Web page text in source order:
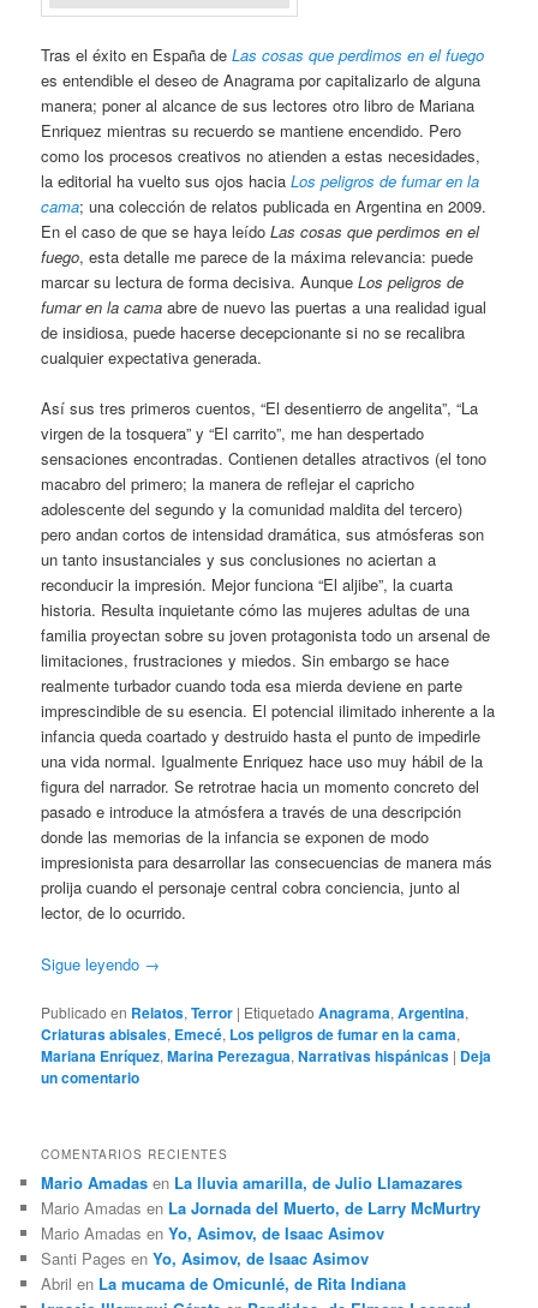
Tras el éxito en España deLas cosas que perdimos en el fuego
es entendible el deseo de Anagrama por capitalizarlo de alguna
manera; poner al alcance de sus lectores otro libro de Mariana
Enriquez mientras su recuerdo se mantiene encendido. Pero
como los procesos creativos no atienden a estas necesidades,
la editorial ha vuelto sus ojos haciaLos peligros de fumar en la
cama; una colección de relatos publicada en Argentina en 2009.
En el caso de que se haya leídoLas cosas que perdimos en el
fuego, esta detalle me parece de la máxima relevancia: puede
marcar su lectura de forma decisiva. AunqueLos peligros de
fumar en la cama abre de nuevo las puertas a una realidad igual
de insidiosa, puede hacerse decepcionante si no se recalibra
cualquier expectativa generada.
Así sus tres primeros cuentos, “El desentierro de angelita”, “La
virgen de la tosquera” y “El carrito”, me han despertado
sensaciones encontradas. Contienen detalles atractivos (el tono
macabro del primero; la manera de reflejar el capricho
adolescente del segundo y la comunidad maldita del tercero)
pero andan cortos de intensidad dramática, sus atmósferas son
un tanto insustanciales y sus conclusiones no aciertan a
reconducir la impresión. Mejor funciona “El aljibe”, la cuarta
historia. Resulta inquietante cómo las mujeres adultas de una
familia proyectan sobre su joven protagonista todo un arsenal de
limitaciones, frustraciones y miedos. Sin embargo se hace
realmente turbador cuando toda esa mierda deviene en parte
imprescindible de su esencia. El potencial ilimitado inherente a la
infancia queda coartado y destruido hasta el punto de impedirle
una vida normal. Igualmente Enriquez hace uso muy hábil de la
figura del narrador. Se retrotrae hacia un momento concreto del
pasado e introduce la atmósfera a través de una descripción
donde las memorias de la infancia se exponen de modo
impresionista para desarrollar las consecuencias de manera más
prolija cuando el personaje central cobra conciencia, junto al
lector, de lo ocurrido.
Sigue leyendo →
Publicado en Relatos,Terror | Etiquetado Anagrama,Argentina,
Criaturas abisales, Emecé, Los peligros de fumar en la cama,
Mariana Enríquez,Marina Perezagua,Narrativas hispánicas | Deja
un comentario
COMENTARIOS RECIENTES
Mario Amadas en La lluvia amarilla, de Julio Llamazares
Mario Amadas en La Jornada del Muerto, de Larry McMurtry
Mario Amadas enYo, Asimov, de Isaac Asimov
Santi Pages enYo, Asimov, de Isaac Asimov
Abril en La mucama de Omicunlé, de Rita Indiana